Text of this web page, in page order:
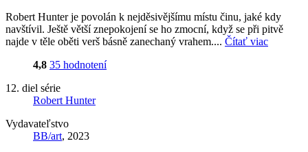
Robert Hunter je povolán k nejděsivějšímu místu činu, jaké kdy
navštívil. Ještě větší znepokojení se ho zmocní, když se při pitvě
najde v těle oběti verš básně zanechaný vrahem.... Čítať viac
4,8 35 hodnotení
12. diel série
Robert Hunter
Vydavateľstvo
BB/art, 2023